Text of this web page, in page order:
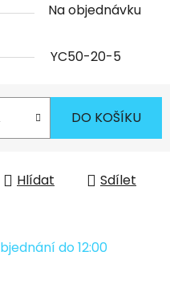
Na objednávku
YC50-20-5
DO KOŠÍKU
Hlídat Sdílet
do 12:00